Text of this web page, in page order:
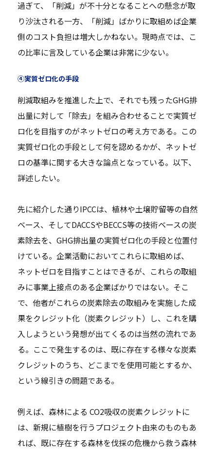
過ぎて、「削減」が不十分となることへの懸念が取
り沙汰される一方、「削減」ばかりに取組めば企業
側のコスト負担は増大しかねない。現時点では、こ
の比率に言及している企業は非常に少ない。
④実質ゼロ化の手段
削減取組みを推進した上で、それでも残ったGHG排
出量に対して「除去」を組み合わせることで実質ゼ
ロ化を目指すのがネットゼロの考え方である。この
実質ゼロ化の手段として何を認めるかが、ネットゼ
ロの基準に関する大きな論点となっている。以下、
詳述したい。
先に紹介した通りIPCCは、植林や土壌貯留等の自然
ベース、そしてDACCSやBECCS等の技術ベースの炭
素除去を、GHG排出量の実質ゼロ化の手段と位置付
けている。企業活動においてこれらに取組めば、
ネットゼロを目指すことはできるが、これらの取組
みに事業上接点のある企業ばかりではない。そこ
で、他者がこれらの炭素除去の取組みを実施した成
果をクレジット化（炭素クレジット）し、これを購
入しようという発想が出てくるのは当然の流れであ
る。ここで発生するのは、既に存在する様々な炭素
クレジットのうち、どこまでを使用可能とするか、
という線引きの問題である。
例えば、森林による CO2吸収の炭素クレジットに
は、新規に植樹を行うプロジェクト由来のものもあ
れば、既に存在する森林を伐採の危機から救う森林